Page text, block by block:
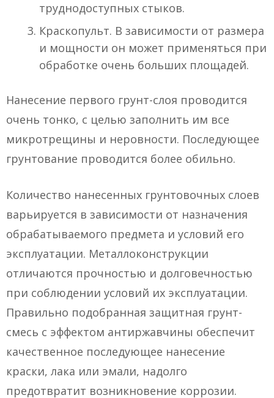
труднодоступных стыков.
Краскопульт. В зависимости от размера
и мощности он может применяться при
обработке очень больших площадей.
Нанесение первого грунт-слоя проводится
очень тонко, с целью заполнить им все
микротрещины и неровности. Последующее
грунтование проводится более обильно.
Количество нанесенных грунтовочных слоев
варьируется в зависимости от назначения
обрабатываемого предмета и условий его
эксплуатации. Металлоконструкции
отличаются прочностью и долговечностью
при соблюдении условий их эксплуатации.
Правильно подобранная защитная грунт-
смесь с эффектом антиржавчины обеспечит
качественное последующее нанесение
краски, лака или эмали, надолго
предотвратит возникновение коррозии.